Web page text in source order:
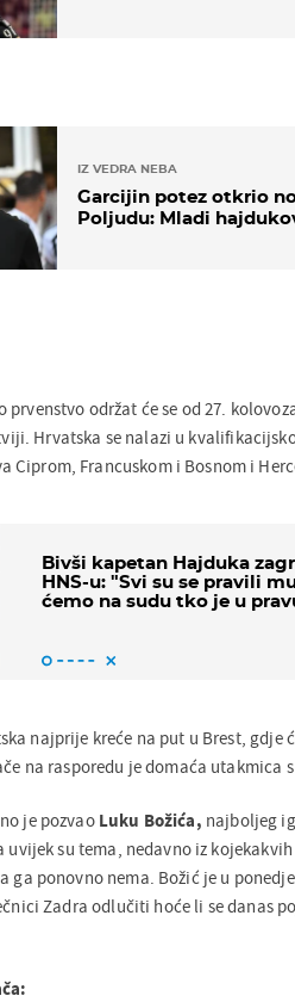
IZ VEDRA NEBA
Garcijin potez otkrio
Poljudu: Mladi
prvenstvo održat će se od 27.
Hrvatska se nalazi u
Ciprom, Francuskom i Bosnom i
Bivši kapetan Hajduka
HNS-u: "Svi su se pravili
ćemo na sudu tko je u
najprije kreće na put u Brest, gdje
na rasporedu je domaća utakmica
je pozvao Luku Božića, najboljeg
uvijek su tema, nedavno iz
ga ponovno nema. Božić je u
Zadra odlučiti hoće li se danas